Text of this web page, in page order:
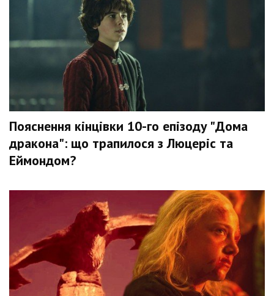
Пояснення кінцівки 10-го епізоду "Дома
дракона": що трапилося з Люцеріс та
Еймондом?